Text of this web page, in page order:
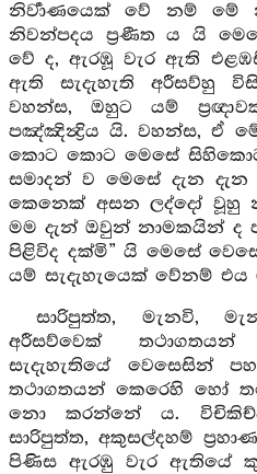
නිර්‍වාණයෙක් වේ නම් මේ
නිවන්පදය ප්‍රණීත ය යි
වේ ද, ඇරඹූ වැර ඇති
ඇති සැදැහැති අරීසව්හු
වහන්ස, ඔහුට යම්
පඤ්ඤින්‍ද්‍රිය යි. වහන්ස, ඒ මේ
කොට කොට මෙසේ
සමාදන් ව මෙසේ දැන
කෙනෙක් අසන ලද්දෝ වූහු
මම දැන් ඔවුන් නාමකයින් ද
පිළිවිද දක්මි” යි මෙසේ
යම් සැදැහැයෙක් වේනම් එය
සාරිපුත්ත, මැනවි,
අරීසව්වෙක්
සැදැහැතියේ වෙසෙසින්
තථාගතයන් කෙරෙහි හෝ
නො කරන්නේ ය.
සාරිපුත්ත, අකුසල්දහම්
පිණිස ඇරඹු වැර ඇතියේ